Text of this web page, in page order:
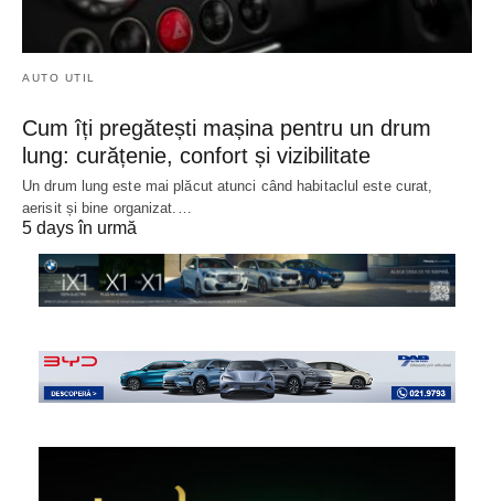
AUTO UTIL
Cum îți pregătești mașina pentru un drum
lung: curățenie, confort și vizibilitate
Un drum lung este mai plăcut atunci când habitaclul este curat,
aerisit și bine organizat.…
5 days în urmă